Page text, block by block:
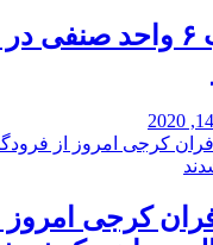
پلمب ۶ واحد
کرجی امروز